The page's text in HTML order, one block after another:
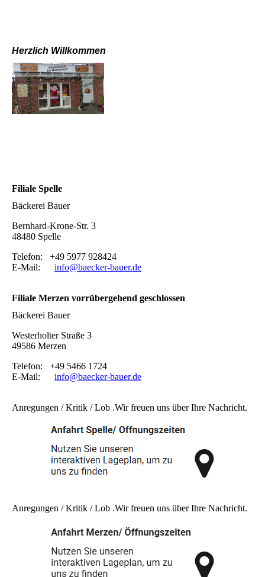
Herzlich Willkommen
Filiale Spelle
Bäckerei Bauer
Bernhard-Krone-Str. 3
48480 Spelle
Telefon: +49 5977 928424
E-Mail: info@baecker-bauer.de
Filiale Merzen vorrübergehend geschlossen
Bäckerei Bauer
Westerholter Straße 3
49586 Merzen
Telefon: +49 5466 1724
E-Mail: info@baecker-bauer.de
Anregungen / Kritik / Lob .Wir freuen uns über Ihre Nachricht.
Anregungen / Kritik / Lob .Wir freuen uns über Ihre Nachricht.